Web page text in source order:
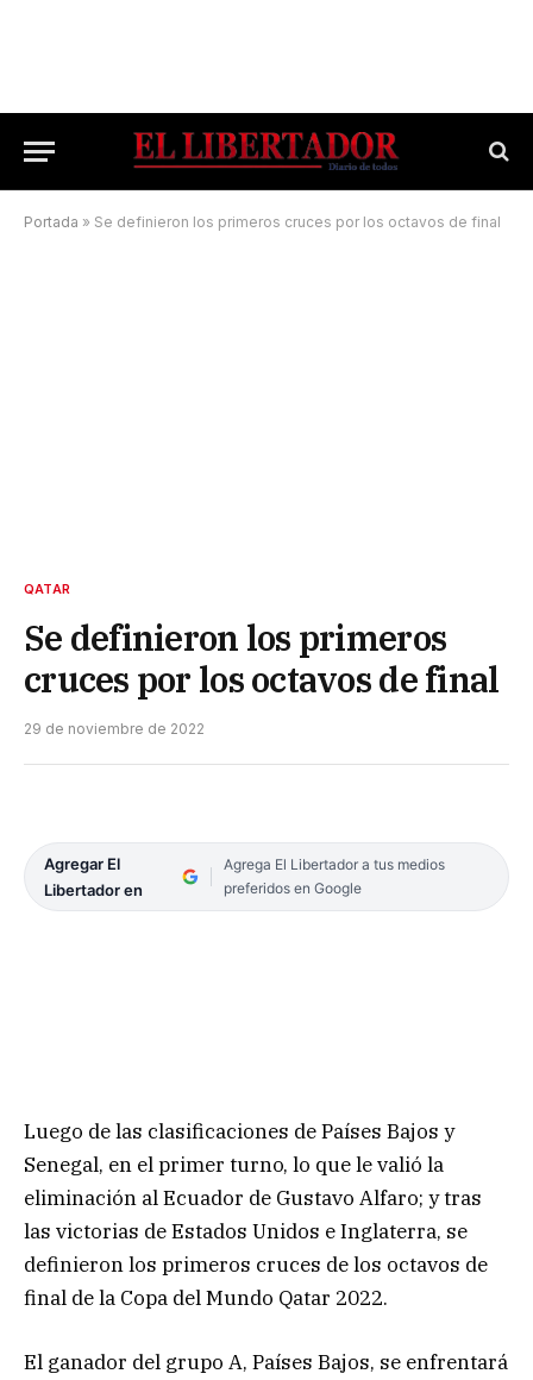
Portada » Se definieron los primeros cruces por los octavos de final
QATAR
Se definieron los primeros
cruces por los octavos de final
29 de noviembre de 2022
Agregar El
Libertador en
Agrega El Libertador a tus medios
preferidos en Google
Luego de las clasificaciones de Países Bajos y
Senegal, en el primer turno, lo que le valió la
eliminación al Ecuador de Gustavo Alfaro; y tras
las victorias de Estados Unidos e Inglaterra, se
definieron los primeros cruces de los octavos de
final de la Copa del Mundo Qatar 2022.
El ganador del grupo A, Países Bajos, se enfrentará